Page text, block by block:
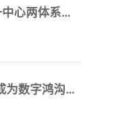
齐向东出席乌镇互联网大会：一中心两体系护航关键信息基础设施
聚焦乌镇|齐向东：企业要避免成为数字鸿沟的牺牲品